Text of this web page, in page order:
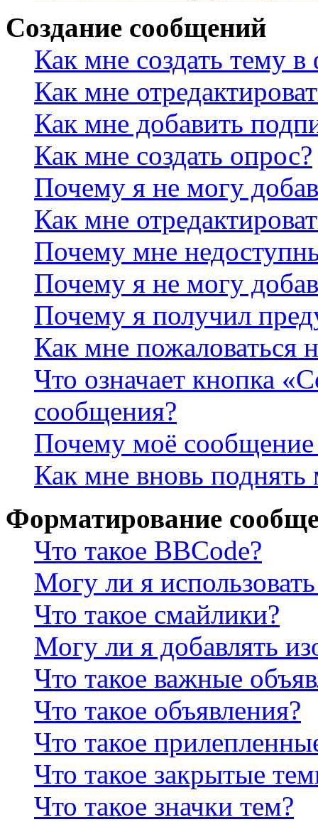
Создание сообщений
Как мне создать тему
Как мне
Как мне добавить
Как мне создать опрос?
Почему я не могу
Как мне
Почему мне
Почему я не могу
Почему я получил
Как мне пожаловаться
Что означает кнопка
сообщения?
Почему моё сообщение
Как мне вновь
Форматирование
Что такое BBCode?
Могу ли я
Что такое смайлики?
Могу ли я добавлять
Что такое важные
Что такое объявления?
Что такое
Что такое закрытые
Что такое значки тем?